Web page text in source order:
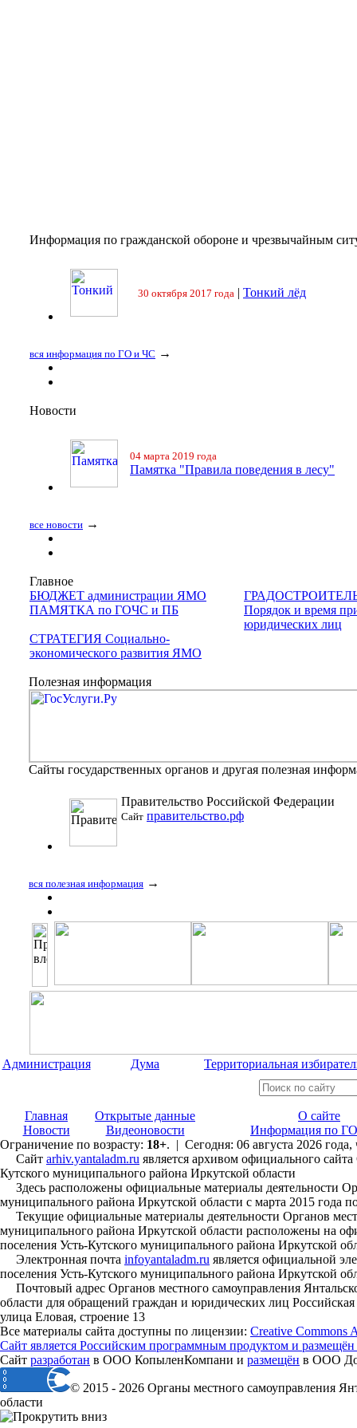
Информация по гражданской обороне и чрезвычайным
30 октября 2017 года | Тонкий лёд
вся информация по ГО и ЧС →
Новости
04 марта 2019 года
Памятка "Правила поведения в лесу"
все новости →
Главное
БЮДЖЕТ администрации ЯМО
ПАМЯТКА по ГОЧС и ПБ
Порядок и время
юридических лиц
СТРАТЕГИЯ Социально-
экономического развития ЯМО
Полезная информация
Сайты государственных органов и другая полезная
Правительство Российской Федерации
Сайт правительство.рф
вся полезная информация →
Администрация Дума Территориальная
Главная Открытые данные
О сайте
Новости
Видеоновости
Информация по
Ограничение по возрасту: 18+. | Сегодня: 06 августа 2026
Сайт arhiv.yantaladm.ru является архивом официального
Кутского муниципального района Иркутской области
Здесь расположены официальные материалы деятельности
муниципального района Иркутской области с марта 2015 года
Текущие официальные материалы деятельности Органов
муниципального района Иркутской области расположены на
поселения Усть-Кутского муниципального района Иркутской
Электронная почта infoyantaladm.ru является официальной
поселения Усть-Кутского муниципального района Иркутской
Почтовый адрес Органов местного самоуправления
области для обращений граждан и юридических лиц
улица Еловая, строение 13
Все материалы сайта доступны по лицензии: Creative Commons
Сайт является Российским программным продуктом и
Сайт разработан в ООО КопыленКомпани и размещён в ООО
© 2015 - 2026 Органы местного самоуправления
области